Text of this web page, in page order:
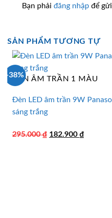
Bạn phải đăng nhập để
SẢN PHẨM TƯƠNG TỰ
-38%
ĐÈN ÂM TRẦN 1 MÀU
Đèn LED âm trần 9W
sáng trắng
295.000₫ Giá
182.900 ₫Giá